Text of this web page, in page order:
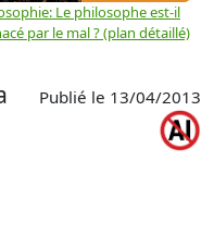
Le philosophe est-il
par le mal ? (plan détaillé)
Publié le 13/04/2013